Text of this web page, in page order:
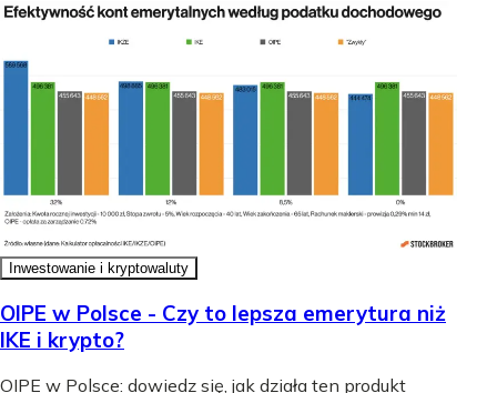
Inwestowanie i kryptowaluty
OIPE w Polsce - Czy to lepsza emerytura niż
IKE i krypto?
OIPE w Polsce: dowiedz się, jak działa ten produkt